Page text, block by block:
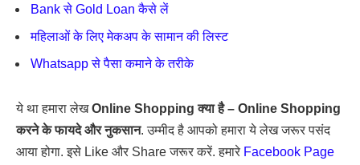
Bank से Gold Loan कैसे लें
महिलाओं के लिए मेकअप के सामान की लिस्ट
Whatsapp से पैसा कमाने के तरीके
ये था हमारा लेखOnline Shopping क्या है – Online Shopping
करने के फायदे और नुकसान. उम्मीद है आपको हमारा ये लेख जरूर पसंद
आया होगा. इसे Like और Share जरूर करें. हमारे Facebook Page